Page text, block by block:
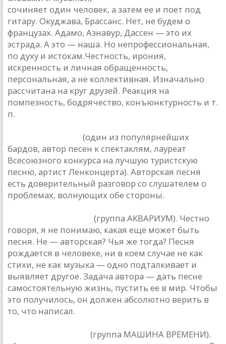
сочиняет один человек, а затем ее и поет под
гитару. Окуджава, Брассанс. Нет, не будем о
французах. Адамо, Азнавур, Дассен — это их
эстрада. А это — наша. Но непрофессиональная,
по духу и истокам.Честность, ирония,
искренность и личная обращенность,
персональная, а не коллективная. Изначально
рассчитана на круг друзей. Реакция на
помпезность, бодрячество, конъюнктурность и т.
п.
(один из популярнейших
бардов, автор песен к спектаклям, лауреат
Всесоюзного конкурса на лучшую туристскую
песню, артист Ленконцерта). Авторская песня
есть доверительный разговор со слушателем о
проблемах, волнующих обе стороны.
(группа АКВАРИУМ). Честно
говоря, я не понимаю, какая еще может быть
песня. Не — авторская? Чья же тогда? Песня
рождается в человеке, ни в коем случае не как
стихи, не как музыка — одно подталкивает и
выявляет другое. Задача автора — дать песне
самостоятельную жизнь, пустить ее в мир. Чтобы
это получилось, он должен абсолютно верить в
то, что написал.
(группа МАШИНА ВРЕМЕНИ).